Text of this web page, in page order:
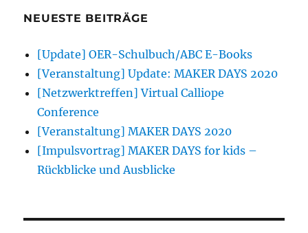
NEUESTE BEITRÄGE
[Update] OER-Schulbuch/ABC E-Books
[Veranstaltung] Update: MAKER DAYS 2020
[Netzwerktreffen] Virtual Calliope
Conference
[Veranstaltung] MAKER DAYS 2020
[Impulsvortrag] MAKER DAYS for kids –
Rückblicke und Ausblicke